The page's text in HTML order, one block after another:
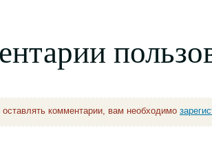
комментарии, вам необходимо